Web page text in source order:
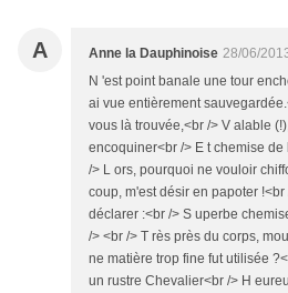
A Anne la Dauphinoise 28/06/
N 'est point banale une tour
ai vue entièrement
vous là trouvée,<br /> V alable
encoquiner<br /> E t chemise
/> L ors, pourquoi ne vouloir
coup, m'est désir en papoter
déclarer :<br /> S uperbe
/> <br /> T rès près du corps,
ne matière trop fine fut utilisée
un rustre Chevalier<br /> H